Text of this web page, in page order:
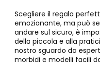
Scegliere il regalo
emozionante, ma può
andare sul sicuro, è
della piccola e alla
nostro sguardo da
morbidi e modelli facili